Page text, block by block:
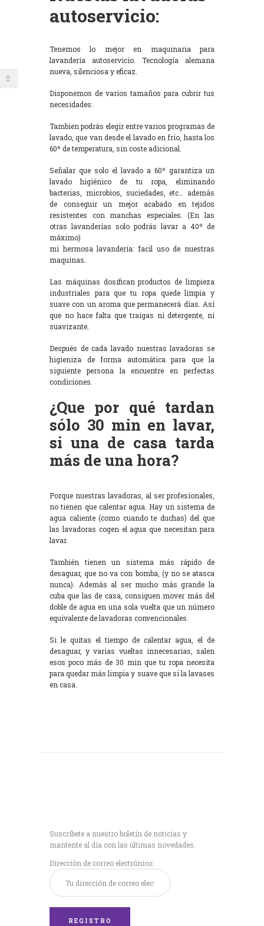
autoservicio:
Tenemos lo mejor en maquinaria para
lavandería autoservicio. Tecnología alemana
nueva, silenciosa y eficaz.
Disponemos de varios tamaños para cubrir tus
necesidades:
Tambien podrás elegir entre varios programas de
lavado, que van desde el lavado en frío, hasta los
60º de temperatura, sin coste adicional.
Señalar que solo el lavado a 60º garantiza un
lavado higiénico de tu ropa, eliminando
bacterias, microbios, suciedades, etc… además
de conseguir un mejor acabado en tejidos
resistentes con manchas especiales. (En las
otras lavanderías solo podrás lavar a 40º de
máximo)
mi hermosa lavandería: facil uso de nuestras
maquinas.
Las máquinas dosifican productos de limpieza
industriales para que tu ropa quede limpia y
suave con un aroma que permanecerá días. Así
que no hace falta que traigas ni detergente, ni
suavizante.
Después de cada lavado nuestras lavadoras se
higieniza de forma automática para que la
siguiente persona la encuentre en perfectas
condiciones.
¿Que por qué tardan
sólo 30 min en lavar,
si una de casa tarda
más de una hora?
Porque nuestras lavadoras, al ser profesionales,
no tienen que calentar agua. Hay un sistema de
agua caliente (como cuando te duchas) del que
las lavadoras cogen el agua que necesitan para
lavar.
También tienen un sistema más rápido de
desaguar, que no va con bomba, (y no se atasca
nunca). Además al ser mucho más grande la
cuba que las de casa, consiguen mover más del
doble de agua en una sola vuelta que un número
equivalente de lavadoras convencionales.
Si le quitas el tiempo de calentar agua, el de
desaguar, y varias vueltas innecesarias, salen
esos poco más de 30 min que tu ropa necesita
para quedar más limpia y suave que si la lavases
en casa.
Suscríbete a nuestro boletín de noticias y
mantente al día con las últimas novedades.
Dirección de correo electrónico: